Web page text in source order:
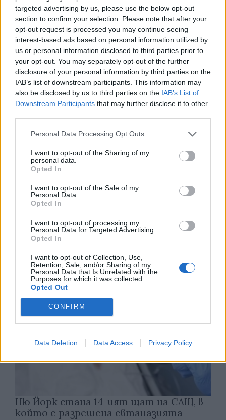
targeted advertising by us, please use the below opt-out
section to confirm your selection. Please note that after your
opt-out request is processed you may continue seeing
interest-based ads based on personal information utilized by
us or personal information disclosed to third parties prior to
your opt-out. You may separately opt-out of the further
disclosure of your personal information by third parties on the
IAB’s list of downstream participants. This information may
also be disclosed by us to third parties on the IAB’s List of
Downstream Participants that may further disclose it to other
Personal Data Processing Opt Outs
I want to opt-out of the Sharing of my
personal data.
Opted In
I want to opt-out of the Sale of my
Personal Data.
Opted In
I want to opt-out of processing my
Personal Data for Targeted Advertising.
Opted In
I want to opt-out of Collection, Use,
Retention, Sale, and/or Sharing of my
Personal Data that Is Unrelated with the
Purposes for which it was collected.
Opted Out
CONFIRM
Data Deletion Data Access Privacy Policy
Френска инвестиция активира
изграждането на интерконектора
между Гърция и Кипър
06.08.2026 / 17:06
е нараснал със 120%
06.08.2026 / 16:30
Ню Йорк стана 14-ият щат на САЩ, в
който е разрешена евтаназията